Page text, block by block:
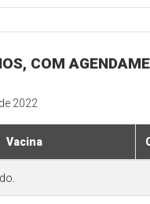
COM
2022
Vacina